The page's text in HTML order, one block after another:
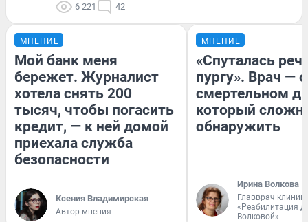
6 221 42
МНЕНИЕ
Мой банк меня
бережет. Журналист
хотела снять 200
тысяч, чтобы погасить
кредит, — к ней домой
приехала служба
безопасности
Ксения Владимирская
Автор мнения
МНЕНИЕ
«Спуталась
пургу». Врач — о
смертельном
который
обнаружить
Ирина Волкова
Главврач
«Реабилитация
Волковой»